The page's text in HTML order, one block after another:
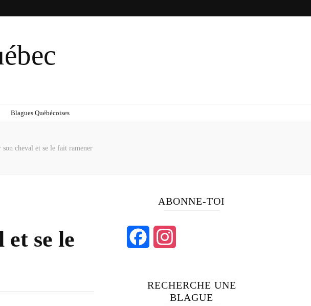
Blagues Québécoises
cheval et se le fait ramener
et se le
ABONNE-TOI
RECHERCHE UNE
BLAGUE